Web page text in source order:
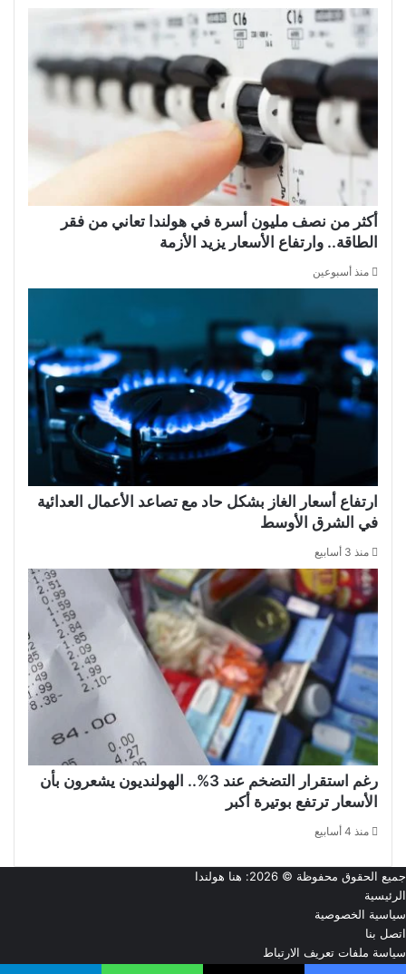
أكثر من نصف مليون أسرة في هولندا تعاني من فقر
الطاقة.. وارتفاع الأسعار يزيد الأزمة
منذ أسبوعين
ارتفاع أسعار الغاز بشكل حاد مع تصاعد الأعمال العدائية
في الشرق الأوسط
منذ 3 أسابيع
رغم استقرار التضخم عند 3%.. الهولنديون يشعرون بأن
الأسعار ترتفع بوتيرة أكبر
منذ 4 أسابيع
جميع الحقوق محفوظة © 2026:
هنا هولندا
الرئيسية
سياسية الخصوصية
اتصل بنا
سياسة ملفات تعريف الارتباط